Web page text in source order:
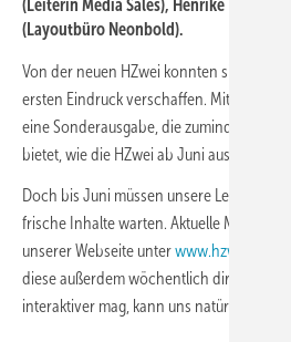
(Leiterin Media Sales), Henrike Hiersig
(Layoutbüro Neonbold).
Von der neuen HZwei konnten sich
ersten Eindruck verschaffen. Mit dabei
eine Sonderausgabe, die zumindest
bietet, wie die HZwei ab Juni aussehen
Doch bis Juni müssen unsere Leserinnen
frische Inhalte warten. Aktuelle
unserer Webseite unterwww.hzwei.info
diese außerdem wöchentlich direkt in Ihr
interaktiver mag, kann uns natürlich auch